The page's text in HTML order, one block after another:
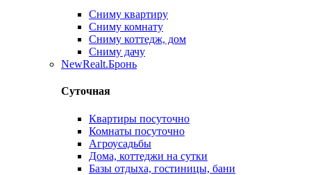
Сниму квартиру
Сниму комнату
Сниму коттедж, дом
Сниму дачу
NewRealt.Бронь
Суточная
Квартиры посуточно
Комнаты посуточно
Агроусадьбы
Дома, коттеджи на сутки
Базы отдыха, гостиницы, бани